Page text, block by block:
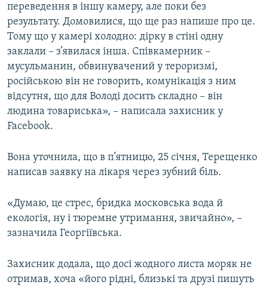
переведення в іншу камеру, але поки без
результату. Домовилися, що ще раз напише про це.
Тому що у камері холодно: дірку в стіні одну
заклали – з’явилася інша. Співкамерник –
мусульманин, обвинувачений у тероризмі,
російською він не говорить, комунікація з ним
відсутня, що для Володі досить складно – він
людина товариська», – написала захисник у
Facebook.
Вона уточнила, що в п’ятницю, 25 січня, Терещенко
написав заявку на лікаря через зубний біль.
«Думаю, це стрес, бридка московська вода й
екологія, ну і тюремне утримання, звичайно», –
зазначила Георгіївська.
Захисник додала, що досі жодного листа моряк не
отримав, хоча «його рідні, близькі та друзі пишуть